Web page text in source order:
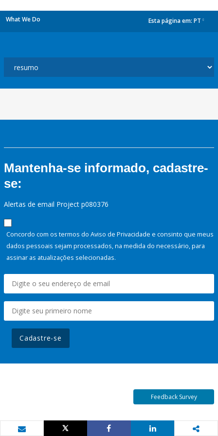
What We Do Esta página em: PT
Mantenha-se informado, cadastre-
se:
Alertas de email Project p080376
Concordo com os termos do Aviso de Privacidade e consinto que meus
dados pessoais sejam processados, na medida do necessário, para
assinar as atualizações selecionadas.
Cadastre-se
Feedback Survey